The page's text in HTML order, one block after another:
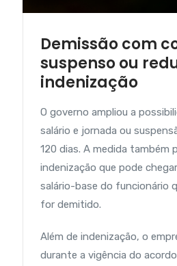
Demissão com
suspenso ou
indenização
O governo ampliou a
salário e jornada ou
120 dias. A medida também
indenização que pode
salário-base do funcionário
for demitido.
Além de indenização, o
durante a vigência do